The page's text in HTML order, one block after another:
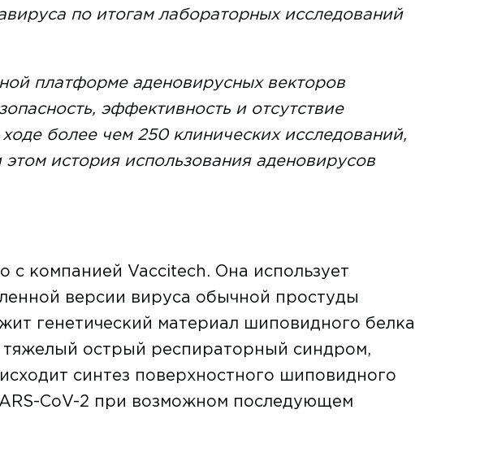
по итогам лабораторных исследований
платформе аденовирусных векторов
эффективность и отсутствие
более чем 250 клинических исследований,
история использования аденовирусов
с компанией Vaccitech. Она использует
версии вируса обычной простуды
генетический материал шиповидного белка
острый респираторный синдром,
синтез поверхностного шиповидного
CoV-2 при возможном последующем